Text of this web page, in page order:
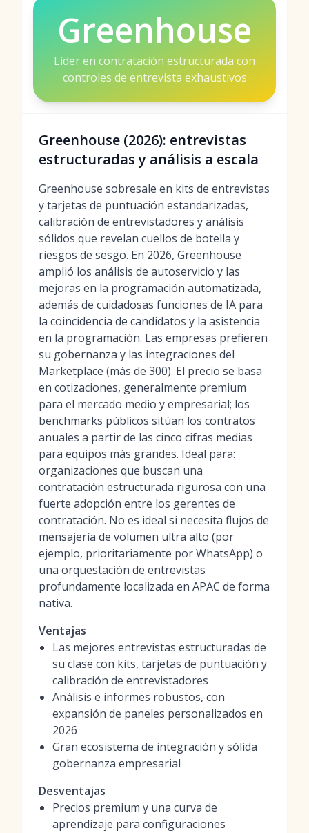
Greenhouse
Líder en contratación estructurada con
controles de entrevista exhaustivos
Greenhouse (2026): entrevistas
estructuradas y análisis a escala
Greenhouse sobresale en kits de entrevistas
y tarjetas de puntuación estandarizadas,
calibración de entrevistadores y análisis
sólidos que revelan cuellos de botella y
riesgos de sesgo. En 2026, Greenhouse
amplió los análisis de autoservicio y las
mejoras en la programación automatizada,
además de cuidadosas funciones de IA para
la coincidencia de candidatos y la asistencia
en la programación. Las empresas prefieren
su gobernanza y las integraciones del
Marketplace (más de 300). El precio se basa
en cotizaciones, generalmente premium
para el mercado medio y empresarial; los
benchmarks públicos sitúan los contratos
anuales a partir de las cinco cifras medias
para equipos más grandes. Ideal para:
organizaciones que buscan una
contratación estructurada rigurosa con una
fuerte adopción entre los gerentes de
contratación. No es ideal si necesita flujos de
mensajería de volumen ultra alto (por
ejemplo, prioritariamente por WhatsApp) o
una orquestación de entrevistas
profundamente localizada en APAC de forma
nativa.
Ventajas
Las mejores entrevistas estructuradas de
su clase con kits, tarjetas de puntuación y
calibración de entrevistadores
Análisis e informes robustos, con
expansión de paneles personalizados en
2026
Gran ecosistema de integración y sólida
gobernanza empresarial
Desventajas
Precios premium y una curva de
aprendizaje para configuraciones